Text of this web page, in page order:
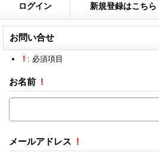
ログイン 新規登録はこちら
お問い合せ
! : 必須項目
お名前 !
メールアドレス !